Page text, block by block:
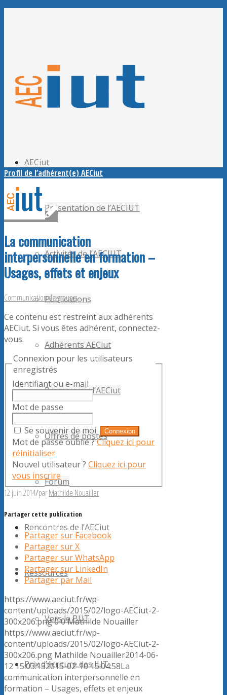
AECiut
Présentation de l’AECIUT
Activités de l’AECIUT
Publications
Adhérents AECiut
Promouvoir l’AECiut
Offres de postes
Forum
Rencontres de l’AECiut
Ressources
Vers le BUT
Prix d’écriture des IUT
Profil de l’adhérent(e) AECiut
La communication
interpersonnelle en formation –
Usages, effets et enjeux
Communication de groupe
Ce contenu est restreint aux adhérents
AECiut. Si vous êtes adhérent, connectez-
vous.
Connexion pour les utilisateurs
enregistrés
Identifiant ou e-mail
Mot de passe
Se souvenir de moi
Mot de passe oublié ?Cliquez ici pour
réinitialiser
Nouvel utilisateur ? Cliquez ici pour
vous inscrire
12 juin 2014/parMathilde Nouailler
Partager cette publication
Partager sur Facebook
Partager sur X
Partager sur WhatsApp
Partager sur LinkedIn
Partager par Mail
https://www.aeciut.fr/wp-
content/uploads/2015/02/logo-AECiut-2-
300x206.png00Mathilde Nouailler
https://www.aeciut.fr/wp-
content/uploads/2015/02/logo-AECiut-2-
300x206.png Mathilde Nouailler2014-06-
12 15:03:132015-02-10 15:04:58La
communication interpersonnelle en
formation – Usages, effets et enjeux